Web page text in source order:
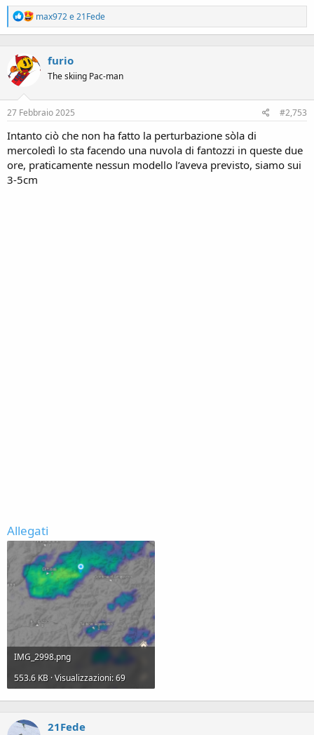
R
e
a
t
:
max972e21Fede
furio
The skiing Pac-man
27 Febbraio 2025 #2,753
Intanto ciò che non ha fatto la perturbazione sòla di
mercoledì lo sta facendo una nuvola di fantozzi in queste due
ore, praticamente nessun modello l’aveva previsto, siamo sui
3-5cm
Allegati
IMG_2998.png
553.6 KB · Visualizzazioni: 69
21Fede